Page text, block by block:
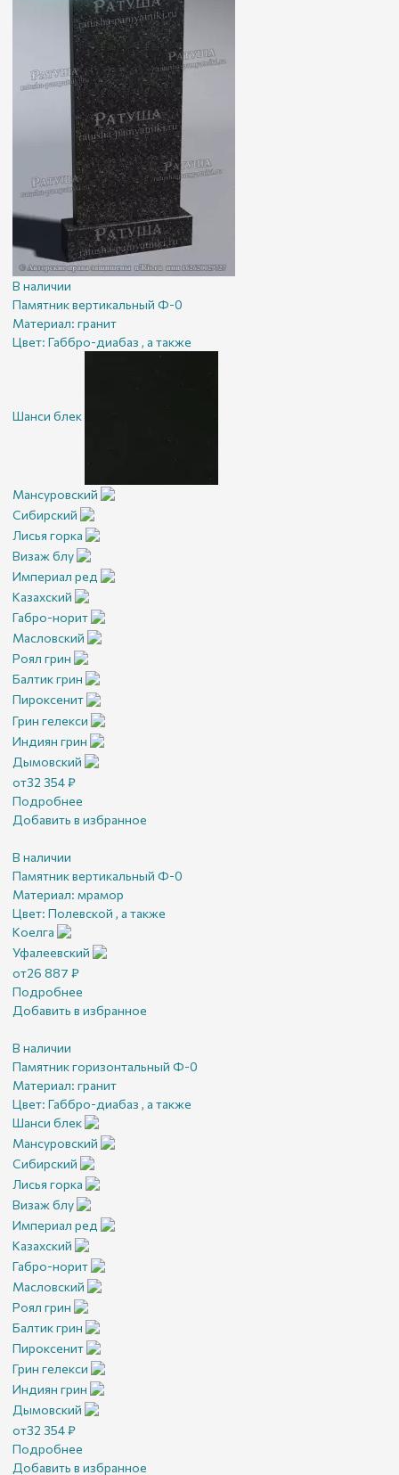
В наличии
Памятник вертикальный Ф-0
Материал: гранит
Цвет: Габбро-диабаз , а также
Шанси блек
Мансуровский
Сибирский
Лисья горка
Визаж блу
Империал ред
Казахский
Габро-норит
Масловский
Роял грин
Балтик грин
Пироксенит
Грин гелекси
Индиян грин
Дымовский
от32 354₽
Подробнее
Добавить в избранное
В наличии
Памятник вертикальный Ф-0
Материал: мрамор
Цвет: Полевской , а также
Коелга
Уфалеевский
от26 887 ₽
Подробнее
Добавить в избранное
В наличии
Памятник горизонтальный Ф-0
Материал: гранит
Цвет: Габбро-диабаз , а также
Шанси блек
Мансуровский
Сибирский
Лисья горка
Визаж блу
Империал ред
Казахский
Габро-норит
Масловский
Роял грин
Балтик грин
Пироксенит
Грин гелекси
Индиян грин
Дымовский
от32 354₽
Подробнее
Добавить в избранное